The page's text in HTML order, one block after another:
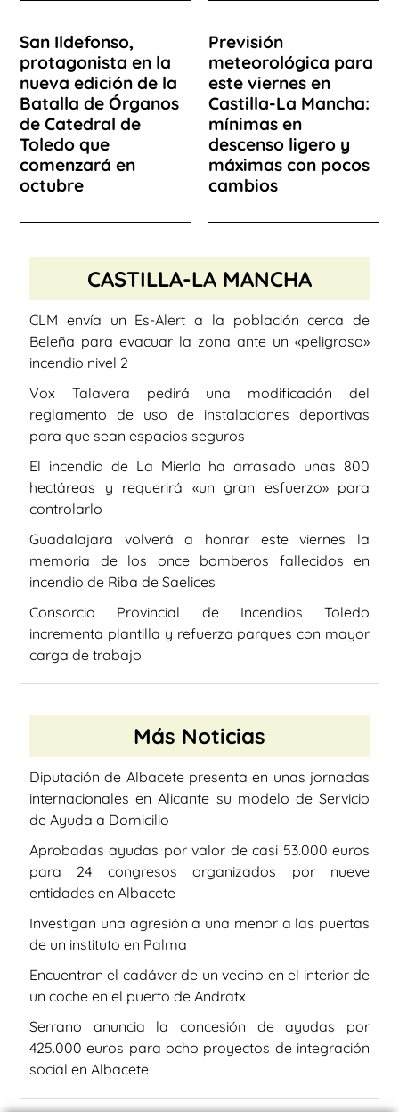
San Ildefonso,
protagonista en la
nueva edición de la
Batalla de Órganos
de Catedral de
Toledo que
comenzará en
octubre
Previsión
meteorológica para
este viernes en
Castilla-La Mancha:
mínimas en
descenso ligero y
máximas con pocos
cambios
CASTILLA-LA MANCHA
CLM envía un Es-Alert a la población cerca de
Beleña para evacuar la zona ante un «peligroso»
incendio nivel 2
Vox Talavera pedirá una modificación del
reglamento de uso de instalaciones deportivas
para que sean espacios seguros
El incendio de La Mierla ha arrasado unas 800
hectáreas y requerirá «un gran esfuerzo» para
controlarlo
Guadalajara volverá a honrar este viernes la
memoria de los once bomberos fallecidos en
incendio de Riba de Saelices
Consorcio Provincial de Incendios Toledo
incrementa plantilla y refuerza parques con mayor
carga de trabajo
Más Noticias
Diputación de Albacete presenta en unas jornadas
internacionales en Alicante su modelo de Servicio
de Ayuda a Domicilio
Aprobadas ayudas por valor de casi 53.000 euros
para 24 congresos organizados por nueve
entidades en Albacete
Investigan una agresión a una menor a las puertas
de un instituto en Palma
Encuentran el cadáver de un vecino en el interior de
un coche en el puerto de Andratx
Serrano anuncia la concesión de ayudas por
425.000 euros para ocho proyectos de integración
social en Albacete